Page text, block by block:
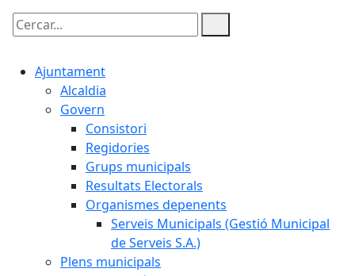
Cercar:
Ajuntament
Alcaldia
Govern
Consistori
Regidories
Grups municipals
Resultats Electorals
Organismes depenents
Serveis Municipals (Gestió Municipal
de Serveis S.A.)
Plens municipals